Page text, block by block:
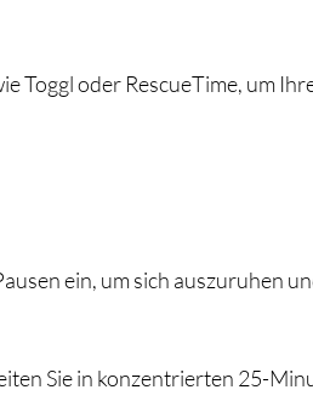
Toggl oder RescueTime, um
ein, um sich auszuruhen
Sie in konzentrierten 25-